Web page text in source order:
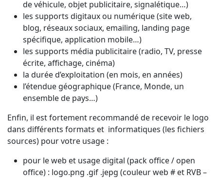
de véhicule, objet publicitaire, signalétique…)
les supports digitaux ou numérique (site web,
blog, réseaux sociaux, emailing, landing page
spécifique, application mobile…)
les supports média publicitaire (radio, TV, presse
écrite, affichage, cinéma)
la durée d’exploitation (en mois, en années)
l’étendue géographique (France, Monde, un
ensemble de pays…)
Enfin, il est fortement recommandé de recevoir le logo
dans différents formats et informatiques (les fichiers
sources) pour votre usage :
pour le web et usage digital (pack office / open
office) : logo.png .gif .jepg (couleur web # et RVB –